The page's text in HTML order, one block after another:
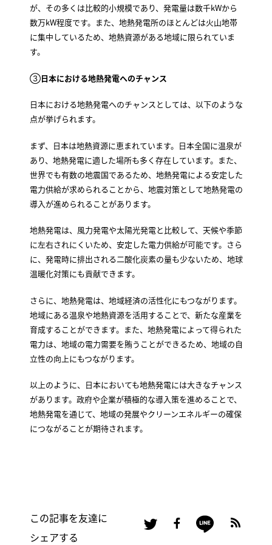
が、その多くは比較的小規模であり、発電量は数千kWから
数万kW程度です。また、地熱発電所のほとんどは火山地帯
に集中しているため、地熱資源がある地域に限られていま
す。
③日本における地熱発電へのチャンス
日本における地熱発電へのチャンスとしては、以下のような
点が挙げられます。
まず、日本は地熱資源に恵まれています。日本全国に温泉が
あり、地熱発電に適した場所も多く存在しています。また、
世界でも有数の地震国であるため、地熱発電による安定した
電力供給が求められることから、地震対策として地熱発電の
導入が進められることがあります。
地熱発電は、風力発電や太陽光発電と比較して、天候や季節
に左右されにくいため、安定した電力供給が可能です。さら
に、発電時に排出される二酸化炭素の量も少ないため、地球
温暖化対策にも貢献できます。
さらに、地熱発電は、地域経済の活性化にもつながります。
地域にある温泉や地熱資源を活用することで、新たな産業を
育成することができます。また、地熱発電によって得られた
電力は、地域の電力需要を賄うことができるため、地域の自
立性の向上にもつながります。
以上のように、日本においても地熱発電には大きなチャンス
があります。政府や企業が積極的な導入策を進めることで、
地熱発電を通じて、地域の発展やクリーンエネルギーの確保
につながることが期待されます。
この記事を友達に
シェアする